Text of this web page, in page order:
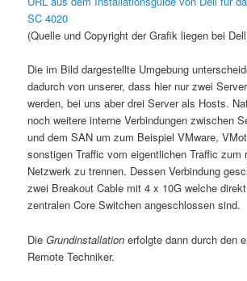
SC 4020
(Quelle und Copyright der Grafik liegen bei
Die im Bild dargestellte Umgebung
dadurch von unserer, dass hier nur zwei
werden, bei uns aber drei Server als Hosts.
noch weitere interne Verbindungen zwischen
und dem SAN um zum Beispiel VMware,
sonstigen Traffic vom eigentlichen Traffic zum
Netzwerk zu trennen. Dessen Verbindung
zwei Breakout Cable mit 4 x 10G welche
zentralen Core Switchen angeschlossen sind.
DieGrundinstallation erfolgte dann durch den
Remote Techniker.